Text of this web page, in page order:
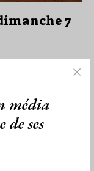
7
Lu 13665 fois
média
ses